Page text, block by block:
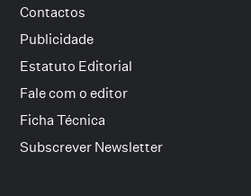
Contactos
Publicidade
Estatuto Editorial
Fale com o editor
Ficha Técnica
Subscrever Newsletter